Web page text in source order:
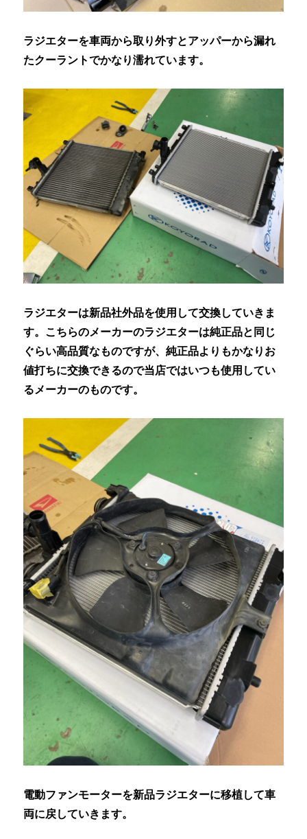
ラジエターを車両から取り外すとアッパーから漏れ
たクーラントでかなり濡れています。
ラジエターは新品社外品を使用して交換していきま
す。こちらのメーカーのラジエターは純正品と同じ
ぐらい高品質なものですが、純正品よりもかなりお
値打ちに交換できるので当店ではいつも使用してい
るメーカーのものです。
電動ファンモーターを新品ラジエターに移植して車
両に戻していきます。